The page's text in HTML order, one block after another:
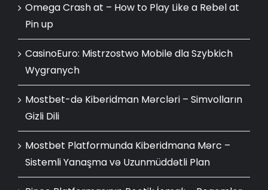
Omega Crash at – How to Play Like a Rebel at
Pin up
CasinoEuro: Mistrzostwo Mobile dla Szybkich
Wygranych
Mostbet-də Kiberidman Mərcləri – Simvolların
Gizli Dili
Mostbet Platformunda Kiberidmana Mərc –
Sistemli Yanaşma və Uzunmüddətli Plan